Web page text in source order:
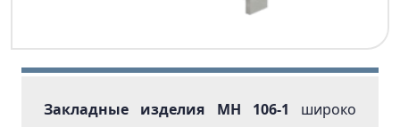
Закладные изделия МН 106-1 широко